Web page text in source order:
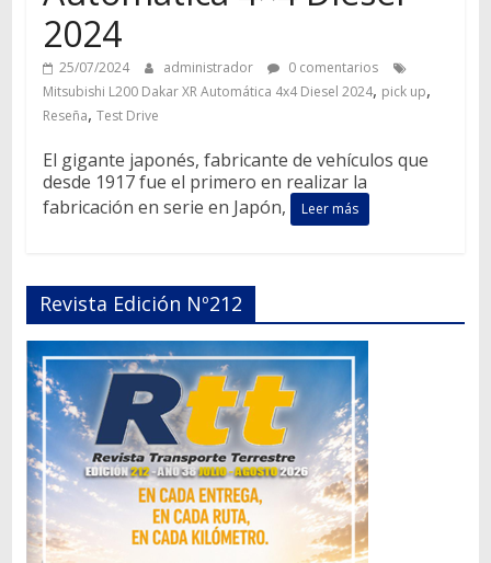
2024
25/07/2024 administrador
0 comentarios
Mitsubishi L200 Dakar XR Automática 4x4 Diesel 2024, pick up,
Reseña, Test Drive
El gigante japonés, fabricante de vehículos que
desde 1917 fue el primero en realizar la
fabricación en serie en Japón,
Leer más
Revista Edición Nº212